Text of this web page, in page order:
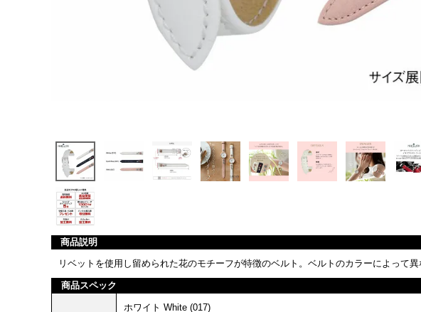
商品説明
リベットを使用し留められた花のモチーフが特徴のベルト。ベルトのカラーによって異
商品スペック
ホワイト White (017)